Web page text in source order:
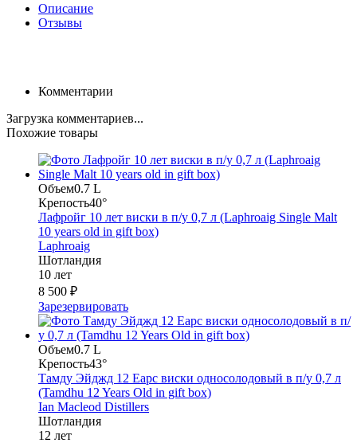
Описание
Отзывы
Комментарии
Загрузка комментариев...
Похожие товары
Объем0.7 L
Крепость40°
Лафройг 10 лет виски в п/у 0,7 л (Laphroaig Single Malt
10 years old in gift box)
Laphroaig
Шотландия
10 лет
8 500 ₽
Зарезервировать
Объем0.7 L
Крепость43°
Тамду Эйджд 12 Еарс виски односолодовый в п/у 0,7 л
(Tamdhu 12 Years Old in gift box)
Ian Macleod Distillers
Шотландия
12 лет